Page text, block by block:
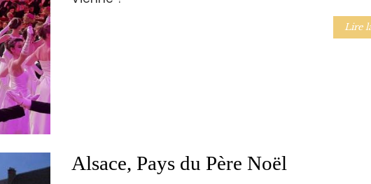
Lire
Alsace, Pays du Père Noël